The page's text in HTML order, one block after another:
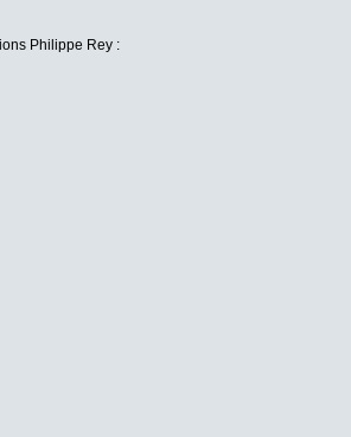
Philippe Rey :